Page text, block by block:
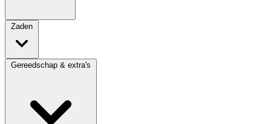
Zaden
Gereedschap & extra's